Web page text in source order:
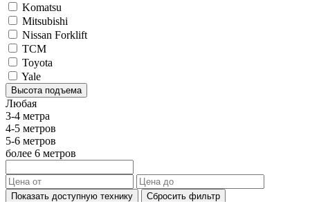
Komatsu
Mitsubishi
Nissan Forklift
TCM
Toyota
Yale
Высота подъема
Любая
3-4 метра
4-5 метров
5-6 метров
более 6 метров
Показать доступную технику Сбросить фильтр